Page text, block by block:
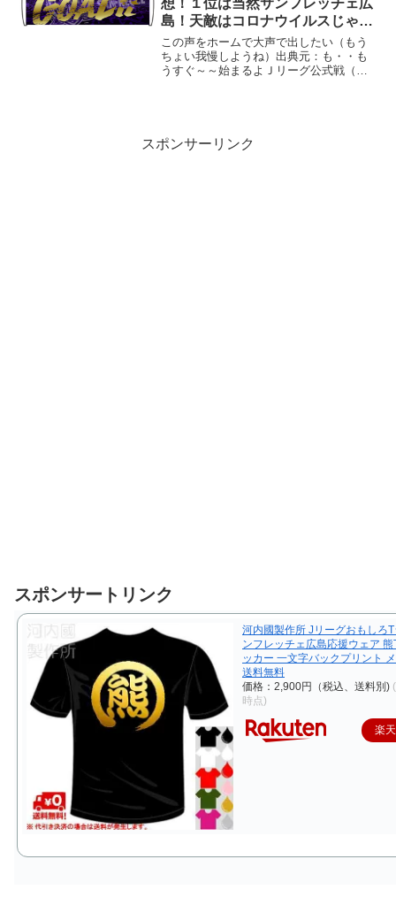
島！天敵はコロナウイルスじゃ
～！
この声をホームで大声で出したい（もう
ちょい我慢しようね）出典元：も・・も
うすぐ～～始まるよＪリーグ公式戦（か
スポンサーリンク
スポンサートリンク
河内國製作所 Jリーグおもしろ
ンフレッチェ広島応援ウェア
ッカー 一文字バックプリント
送料無料
価格：2,900円（税込、送料別)
時点)
楽